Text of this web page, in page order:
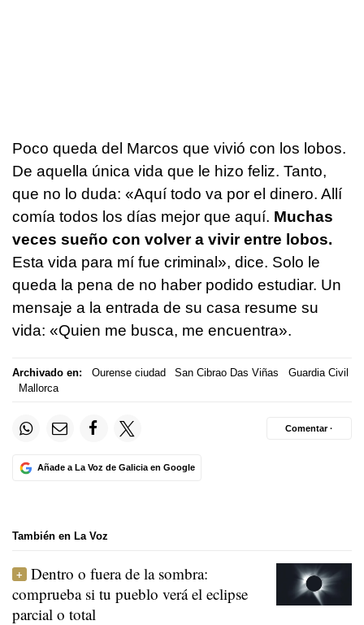
Poco queda del Marcos que vivió con los lobos.
De aquella única vida que le hizo feliz. Tanto,
que no lo duda: «Aquí todo va por el dinero. Allí
comía todos los días mejor que aquí. Muchas
veces sueño con volver a vivir entre lobos.
Esta vida para mí fue criminal», dice. Solo le
queda la pena de no haber podido estudiar. Un
mensaje a la entrada de su casa resume su
vida: «Quien me busca, me encuentra».
Archivado en: Ourense ciudad San Cibrao Das Viñas
Guardia Civil
Mallorca
Añade a La Voz de Galicia en Google
Comentar ·
También en La Voz
Dentro o fuera de la sombra:
comprueba si tu pueblo verá el eclipse
parcial o total